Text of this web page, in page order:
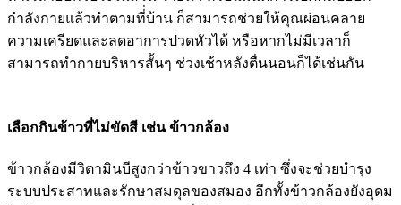
กำลังกายแล้วทำตามที่่บ้าน ก็สามารถช่วยให้คุณผ่อนคลาย
ความเครียดและลดอาการปวดหัวได้ หรือหากไม่มีเวลาก็
สามารถทำกายบริหารสั้นๆ ช่วงเช้าหลังตื่นนอนก็ได้เช่นกัน
เลือกกินข้าวที่ไม่ขัดสี เช่น ข้าวกล้อง
ข้าวกล้องมีวิตามินบีสูงกว่าข้าวขาวถึง 4 เท่า ซึ่งจะช่วยบำรุง
ระบบประสาทและรักษาสมดุลของสมอง อีกทั้งข้าวกล้องยังอุดม